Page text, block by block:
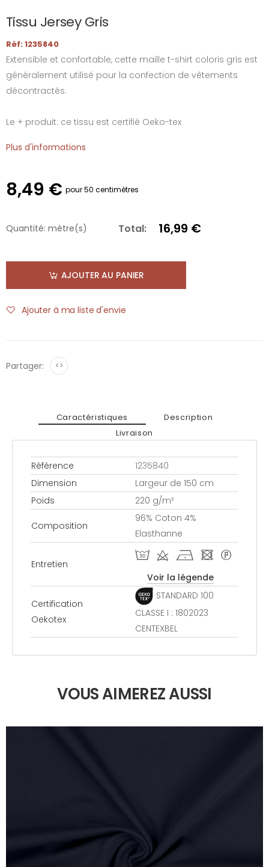
Tissu Jersey Gris
Réf: 1235840
Extensible et confortable, cette maille t-shirt coloris gris est
généralement utilisé pour la confection de vêtements
décontractés.
Le + produit: ce tissu est certifié Oeko-tex
Plus d'informations
8,49 € pour 50 centimètres
Quantité: mètre(s) Total: 16,99 €
AJOUTER AU PANIER
Ajouter à ma liste d'envie
Partager: <>
Caractéristiques
Description
Livraison
Référence
1235840
Dimension
Largeur de 150 cm
Poids
220 g/m²
Composition
96% Coton 4%
Elasthanne
Entretien
T d h - *
Voir la légende
Certification
Oekotex
STANDARD 100
CLASSE I : 1802023
CENTEXBEL
VOUS AIMEREZ AUSSI